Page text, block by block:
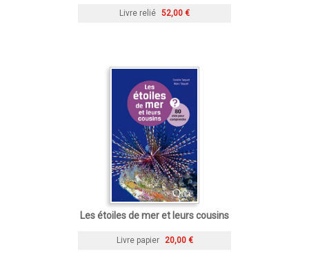
Livre relié 52,00 €
Les étoiles de mer et leurs cousins
Livre papier 20,00 €